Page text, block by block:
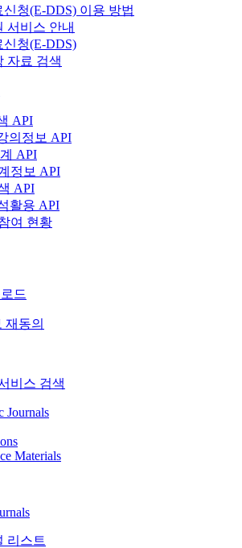
청(E-DDS) 이용 방법
서비스 안내
신청(E-DDS)
자료 검색
API
의정보 API
API
정보 API
API
활용 API
여 현황
드
재동의
비스 검색
Journals
Materials
리스트